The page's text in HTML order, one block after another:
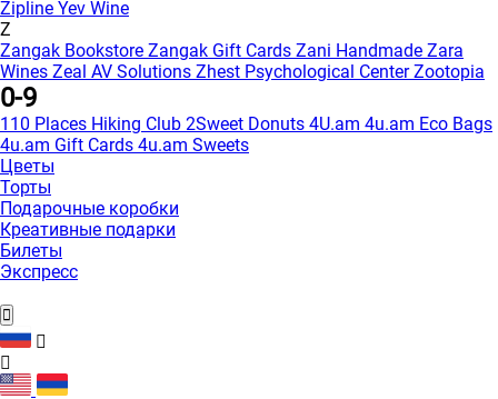
Zipline Yev Wine
Z
Zangak Bookstore Zangak Gift Cards Zani Handmade Zara
Wines Zeal AV Solutions Zhest Psychological CenterZootopia
0-9
110 Places Hiking Club 2Sweet Donuts 4U.am 4u.am Eco Bags
4u.am Gift Cards 4u.am Sweets
Цветы
Торты
Подарочные коробки
Креативные подарки
Билеты
Экспресс